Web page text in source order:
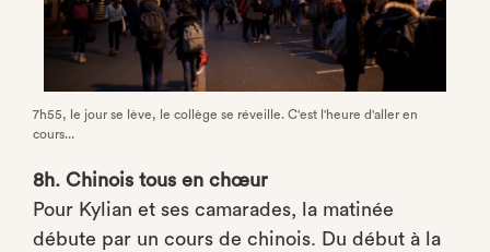
7h55, le jour se lève, le collège se réveille. C'est l'heure d'aller en
cours...
8h. Chinois tous en chœur
Pour Kylian et ses camarades, la matinée
débute par un cours de chinois. Du début à la